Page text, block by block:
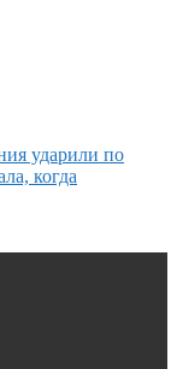
ударили по
когда